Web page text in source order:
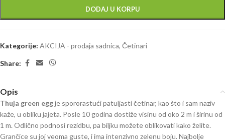
DODAJ U KORPU
Kategorije: AKCIJA - prodaja sadnica, Četinari
Share:
Opis
Thuja green eggje spororastući patuljasti četinar, kao što i sam naziv
kaže, u obliku jajeta. Posle 10 godina dostiže visinu od oko 2 m i širinu od
1 m. Odlično podnosi rezidbu, pa biljku možete oblikovati kako želite.
Grančice su joj veoma guste, i ima intenzivno zelenu boju. Najbolje